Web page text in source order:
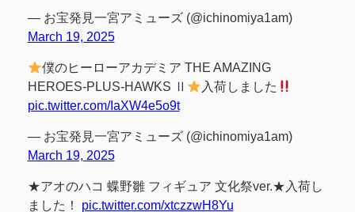
— お宝発見一宮アミューズ (@ichinomiya1am)
March 19, 2025
僕のヒーローアカデミア THE AMAZING
HEROES-PLUS-HAWKS Ⅱ
入荷しました
pic.twitter.com/IaXW4e5o9t
— お宝発見一宮アミューズ (@ichinomiya1am)
March 19, 2025
★アオのハコ 蝶野雛 フィギュア 文化祭ver.★入荷し
ました！ pic.twitter.com/xtczzwH8Yu